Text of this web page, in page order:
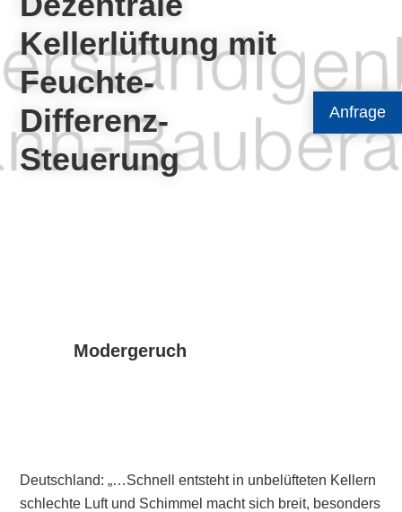
Anfrage
Kellerlüftung mit
Feuchte-
Differenz-
Steuerung
Modergeruch
Deutschland: „…Schnell entsteht in unbelüfteten Kellern
schlechte Luft und Schimmel macht sich breit, besonders